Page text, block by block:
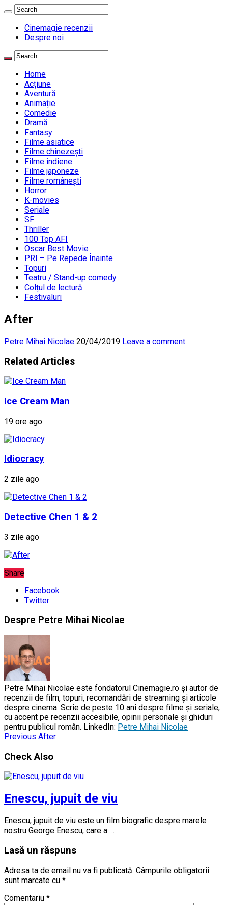
Cinemagie recenzii
Despre noi
Home
Acțiune
Aventură
Animație
Comedie
Dramă
Fantasy
Filme asiatice
Filme chinezești
Filme indiene
Filme japoneze
Filme românești
Horror
K-movies
Seriale
SF
Thriller
100 Top AFI
Oscar Best Movie
PRI – Pe Repede Înainte
Topuri
Teatru / Stand-up comedy
Colțul de lectură
Festivaluri
After
Petre Mihai Nicolae 20/04/2019 Leave a comment
Related Articles
Ice Cream Man
19 ore ago
Idiocracy
2 zile ago
Detective Chen 1 & 2
3 zile ago
Share
Facebook
Twitter
Despre Petre Mihai Nicolae
Petre Mihai Nicolae este fondatorul Cinemagie.ro și autor de
recenzii de film, topuri, recomandări de streaming și articole
despre cinema. Scrie de peste 10 ani despre filme și seriale,
cu accent pe recenzii accesibile, opinii personale și ghiduri
pentru publicul român. LinkedIn: Petre Mihai Nicolae
Previous After
Check Also
Enescu, jupuit de viu
Enescu, jupuit de viu este un film biografic despre marele
nostru George Enescu, care a …
Lasă un răspuns
Adresa ta de email nu va fi publicată. Câmpurile obligatorii
sunt marcate cu *
Comentariu *